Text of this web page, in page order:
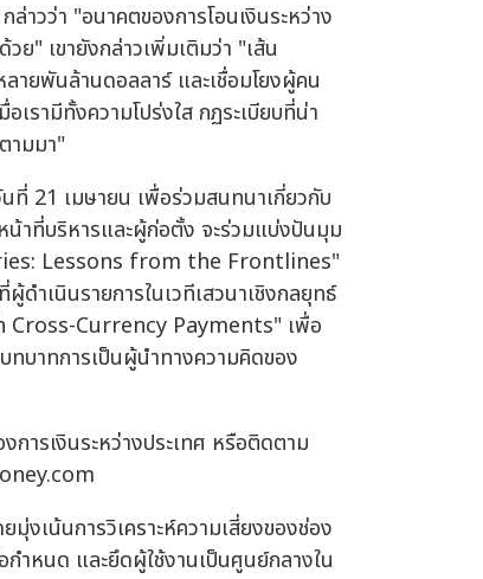
วว่า "อนาคตของการโอนเงินระหว่าง
วย" เขายังกล่าวเพิ่มเติมว่า "เส้น
ลายพันล้านดอลลาร์ และเชื่อมโยงผู้คน
รามีทั้งความโปร่งใส กฏระเบียบที่น่า
ามมา"
21 เมษายน เพื่อร่วมสนทนาเกี่ยวกับ
าที่บริหารและผู้ก่อตั้ง จะร่วมแบ่งปันมุม
Lessons from the Frontlines"
ำเนินรายการในเวทีเสวนาเชิงกลยุทธ์
Currency Payments" เพื่อ
ทบาทการเป็นผู้นำทางความคิดของ
ารเงินระหว่างประเทศ หรือติดตาม
งเน้นการวิเคราะห์ความเสี่ยงของช่อง
ำหนด และยึดผู้ใช้งานเป็นศูนย์กลางใน